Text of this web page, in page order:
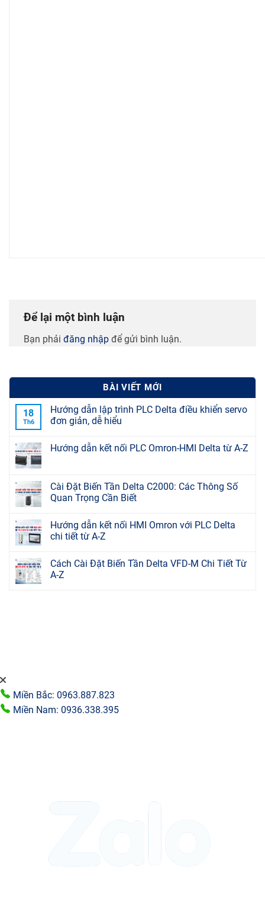
BÀI VIẾT MỚI
18
Th6
Hướng dẫn lập trình PLC Delta điều khiển servo
đơn giản, dễ hiểu
Hướng dẫn kết nối PLC Omron-HMI Delta từ A-Z
Cài Đặt Biến Tần Delta C2000: Các Thông Số
Quan Trọng Cần Biết
Hướng dẫn kết nối HMI Omron với PLC Delta
chi tiết từ A-Z
Cách Cài Đặt Biến Tần Delta VFD-M Chi Tiết Từ
A-Z
Để lại một bình luận
Bạn phải đăng nhập để gửi bình luận.
Miền Bắc: 0963.887.823
Miền Nam: 0936.338.395